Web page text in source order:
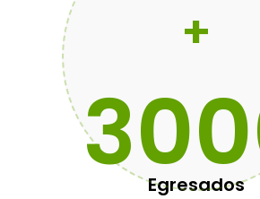
+
Egresados